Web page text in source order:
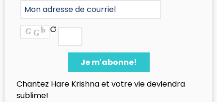
Chantez Hare Krishna et votre vie deviendra
sublime!